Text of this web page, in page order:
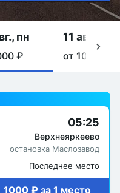
пн
₽
11 авг., вт
от 1000 ₽
05:25
Верхнеяркеево
остановка Маслозавод
Последнее место
1000 ₽ за 1 место